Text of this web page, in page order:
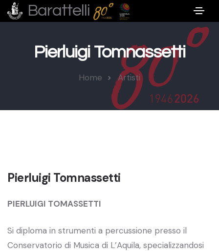
Barattelli
Pierluigi Tomnassetti
Home Artisti
Pierluigi Tomnassetti
PIERLUIGI TOMASSETTI
Si diploma in strumenti a percussione presso il
Conservatorio di Musica di L’Aquila, specializzandosi